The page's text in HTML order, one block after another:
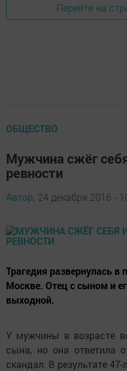
Перейти на
ОБЩЕСТВО
Мужчина сжёг
ревности
Автор, 24 декабря 2016 -
Трагедия развернулась в
Москве. Отец с сыном и
выходной.
У мужчины в возрасте
сына, но она ответила
скандал. В результате